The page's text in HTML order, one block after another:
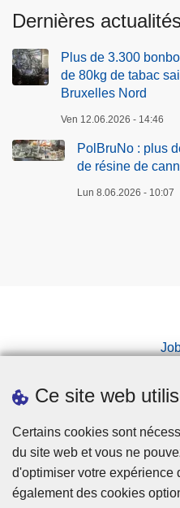
Ce site web
Certains cookies sont
du site web et vous ne
d'optimiser votre expérience
également des cookies
Dernières
Plus de 3.300
de 80kg de tabac
Bruxelles Nord
Ven 12.06.2026 - 14:46
PolBruNo : plus
de résine de
Lun 8.06.2026 - 10:07